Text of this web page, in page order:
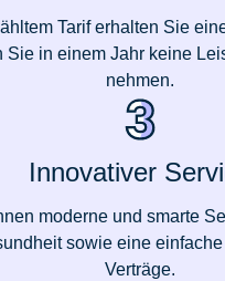
Tarif erhalten Sie
Sie in einem Jahr keine
nehmen.
Innovativer
moderne und smarte
sowie eine
Verträge.